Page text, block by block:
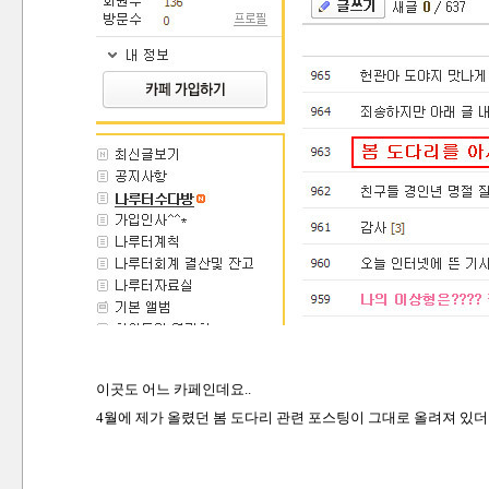
이곳도 어느 카페인데요..
4월에 제가 올렸던 봄 도다리 관련 포스팅이 그대로 올려져 있